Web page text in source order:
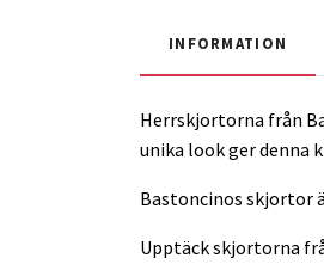
INFORMATION
Herrskjortorna från
unika look ger denna
Bastoncinos skjortor
Upptäck skjortorna